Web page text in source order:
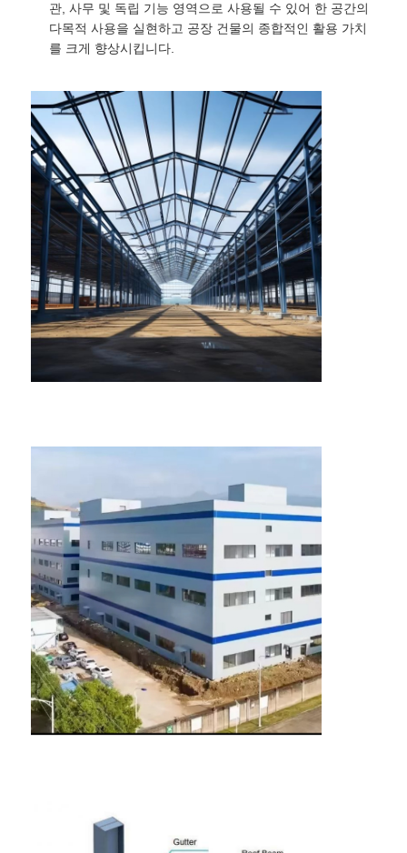
관, 사무 및 독립 기능 영역으로 사용될 수 있어 한 공간의
다목적 사용을 실현하고 공장 건물의 종합적인 활용 가치
를 크게 향상시킵니다.